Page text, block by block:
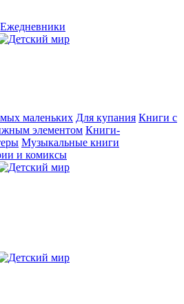
Ежедневники
маленьких Для купания Книги с
элементом Книги-
Музыкальные книги
и комиксы